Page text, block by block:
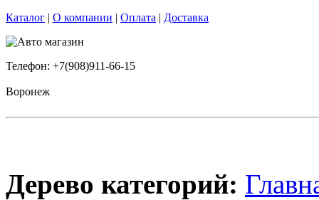
Каталог | О компании | Оплата | Доставка
Телефон: +7(908)911-66-15
Воронеж
Дерево категорий: